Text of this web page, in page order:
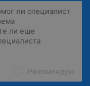
Рекомендую